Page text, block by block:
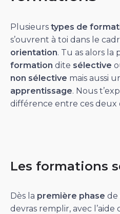
Plusieurs types de
s’ouvrent à toi dans le
orientation. Tu as alors la
formation dite sélective
non sélective mais aussi
apprentissage. Nous
différence entre ces deux
Les formations
Dès la première phase de
devras remplir, avec